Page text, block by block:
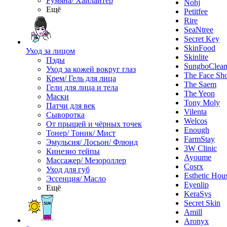
Ещё
Уход за лицом
Пэды
Уход за кожей вокруг глаз
Крем/ Гель для лица
Гели для лица и тела
Маски
Патчи для век
Сыворотка
От прыщей и чёрных точек
Тонер/ Тоник/ Мист
Эмульсия/ Лосьон/ Флюид
Кинезио тейпы
Массажер/ Мезороллер
Уход для губ
Эссенция/ Масло
Ещё
Nohj
Petitfee
Rire
SeaNtree
Secret Key
SkinFood
Skinlite
The Face
The Saem
The Yeon
Tony Moly
Vilenta
Welcos
Enough
FarmStay
3W Clinic
Ayoume
Cosrx
Esthetic
Eyenlip
KeraSys
Secret Skin
Amill
Aronyx